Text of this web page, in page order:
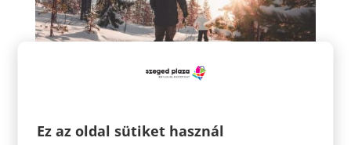
Ez az oldal sütiket használ